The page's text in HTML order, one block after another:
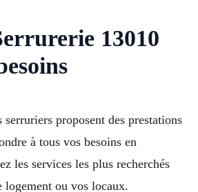
13010
proposent des prestations
à tous vos besoins en
les services les plus recherchés
logement ou vos locaux.